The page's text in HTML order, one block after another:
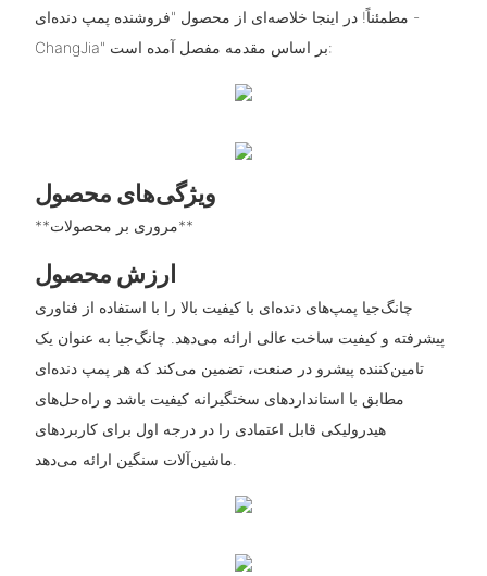
مطمئناً! در اینجا خلاصه‌ای از محصول "فروشنده پمپ دنده‌ای -
ChangJia" بر اساس مقدمه مفصل آمده است:
ویژگی‌های محصول
**مروری بر محصولات**
ارزش محصول
چانگ‌جیا پمپ‌های دنده‌ای با کیفیت بالا را با استفاده از فناوری
پیشرفته و کیفیت ساخت عالی ارائه می‌دهد. چانگ‌جیا به عنوان یک
تامین‌کننده پیشرو در صنعت، تضمین می‌کند که هر پمپ دنده‌ای
مطابق با استانداردهای سختگیرانه کیفیت باشد و راه‌حل‌های
هیدرولیکی قابل اعتمادی را در درجه اول برای کاربردهای